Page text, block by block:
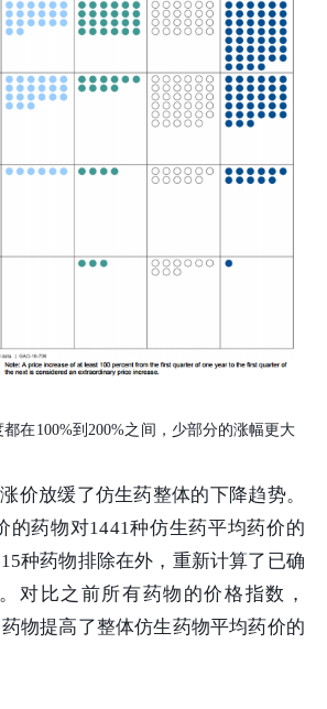
在100%到200%之间， 少部分的涨幅更大
价放缓了仿生药整体的下降趋势。
的药物对1441种仿生药平均药价的
种药物排除在外，重新计算了已确
对比之前所有药物的价格指数，
物提高了整体仿生药物平均药价的